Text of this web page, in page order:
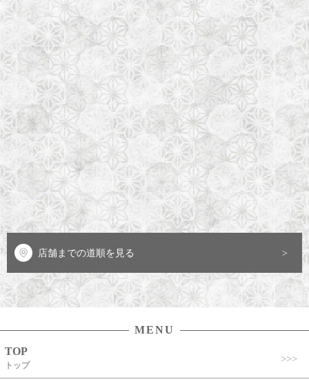
店舗までの道順を見る
MENU
TOP
トップ